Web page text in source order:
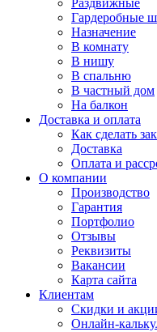
Раздвижные
Гардеробные
Назначение
В комнату
В нишу
В спальню
В частный дом
На балкон
Доставка и оплата
Как сделать
Доставка
Оплата и
О компании
Производство
Гарантия
Портфолио
Отзывы
Реквизиты
Вакансии
Карта сайта
Клиентам
Скидки и
Онлайн-